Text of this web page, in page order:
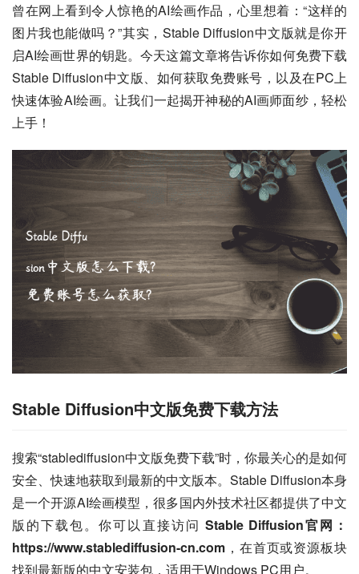
曾在网上看到令人惊艳的AI绘画作品，心里想着：“这样的
图片我也能做吗？”其实，Stable Diffusion中文版就是你开
启AI绘画世界的钥匙。今天这篇文章将告诉你如何免费下载
Stable Diffusion中文版、如何获取免费账号，以及在PC上
快速体验AI绘画。让我们一起揭开神秘的AI画师面纱，轻松
上手！
Stable Diffusion中文版免费下载方法
搜索“stablediffusion中文版免费下载”时，你最关心的是如何
安全、快速地获取到最新的中文版本。Stable Diffusion本身
是一个开源AI绘画模型，很多国内外技术社区都提供了中文
版的下载包。你可以直接访问 Stable Diffusion官网：
https://www.stablediffusion-cn.com ，在首页或资源板块
找到最新版的中文安装包，适用于Windows PC用户。